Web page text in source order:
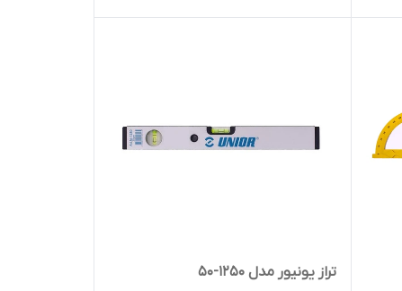
تراز یونیور مدل 1250-50